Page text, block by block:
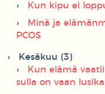
Kun kipu ei
Minä ja
PCOS
Kesäkuu (3)
Kun elämä
sulla on vaan